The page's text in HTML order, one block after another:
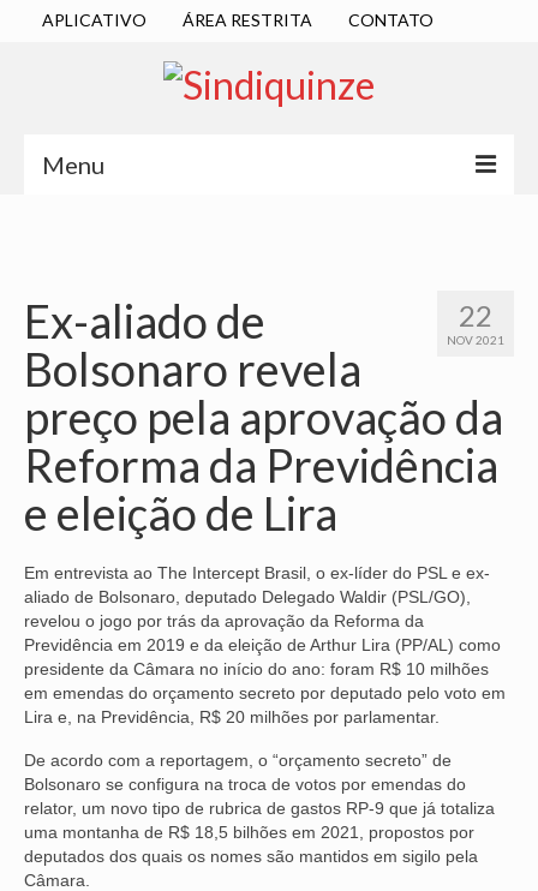
APLICATIVO ÁREA RESTRITA CONTATO
Menu
DIRETORIA EXECUTIVA
ESTATUTO
ATAS
LOCALIZAÇÃO
QUEM SOMOS
NOSSA HISTÓRIA
SUBSEDES
ARAÇATUBA
BAURU
PRESIDENTE PRUDENTE
RIBEIRÃO PRETO
SÃO JOSÉ DOS CAMPOS
22
NOV 2021
Ex-aliado de
Bolsonaro revela
preço pela aprovação da
Reforma da Previdência
e eleição de Lira
Em entrevista ao The Intercept Brasil, o ex-líder do PSL e ex-
aliado de Bolsonaro, deputado Delegado Waldir (PSL/GO),
revelou o jogo por trás da aprovação da Reforma da
Previdência em 2019 e da eleição de Arthur Lira (PP/AL) como
presidente da Câmara no início do ano: foram R$ 10 milhões
em emendas do orçamento secreto por deputado pelo voto em
Lira e, na Previdência, R$ 20 milhões por parlamentar.
De acordo com a reportagem, o “orçamento secreto” de
Bolsonaro se configura na troca de votos por emendas do
relator, um novo tipo de rubrica de gastos RP-9 que já totaliza
uma montanha de R$ 18,5 bilhões em 2021, propostos por
deputados dos quais os nomes são mantidos em sigilo pela
Câmara.